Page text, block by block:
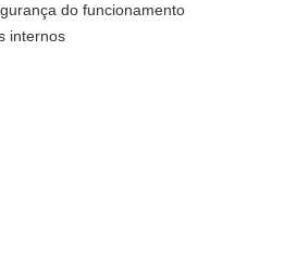
do funcionamento
internos